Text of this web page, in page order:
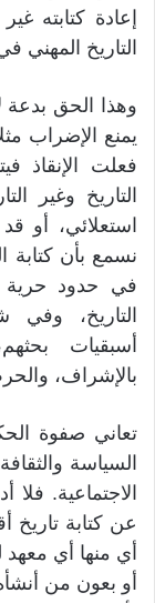
إعادة كتابته
التاريخ المهني
وهذا الحق بدعة
يمنع الإضراب
فعلت الإنقاذ
التاريخ وغير
استعلائي، أو
نسمع بأن كتابة
في حدود حرية
التاريخ، وفي
أسبقيات
بالإشراف،
تعاني صفوة
السياسة
الاجتماعية.
عن كتابة تاريخ
أي منها أي معهد
أو بعون من